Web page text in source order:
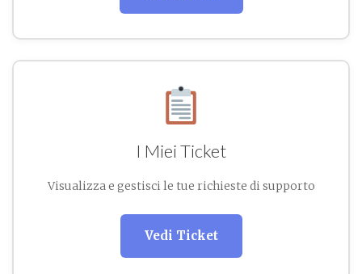
I Miei Ticket
Visualizza e gestisci le tue richieste di supporto
Vedi Ticket